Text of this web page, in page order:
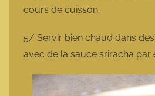
cours de cuisson.
5/ Servir bien chaud dans
avec de la sauce sriracha par